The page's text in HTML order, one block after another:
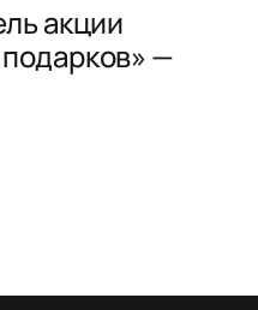
акции
—